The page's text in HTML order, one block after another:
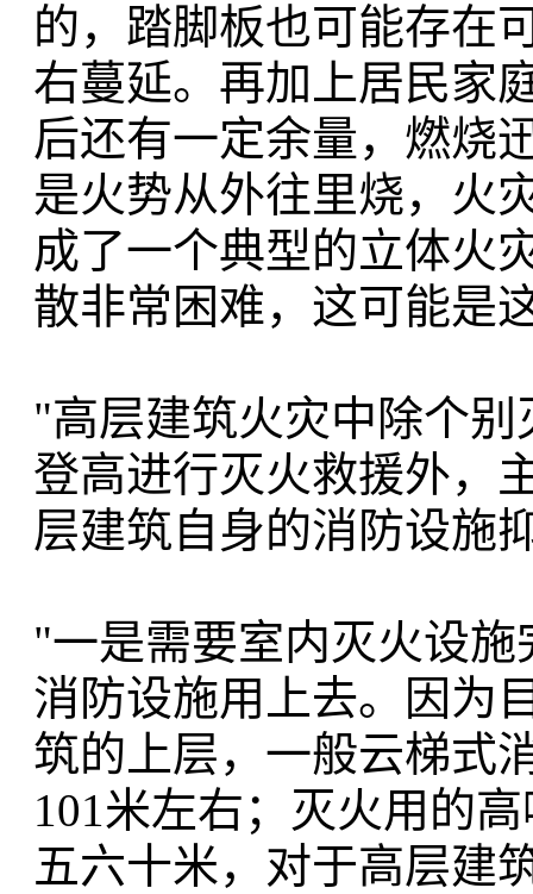
的，踏脚板也可能存在
右蔓延。再加上居民家
后还有一定余量，燃烧
是火势从外往里烧，火
成了一个典型的立体火
散非常困难，这可能是
"高层建筑火灾中除个
登高进行灭火救援外，
层建筑自身的消防设施
"一是需要室内灭火设
消防设施用上去。因为
筑的上层，一般云梯式
101米左右；灭火用的
五六十米，对于高层建